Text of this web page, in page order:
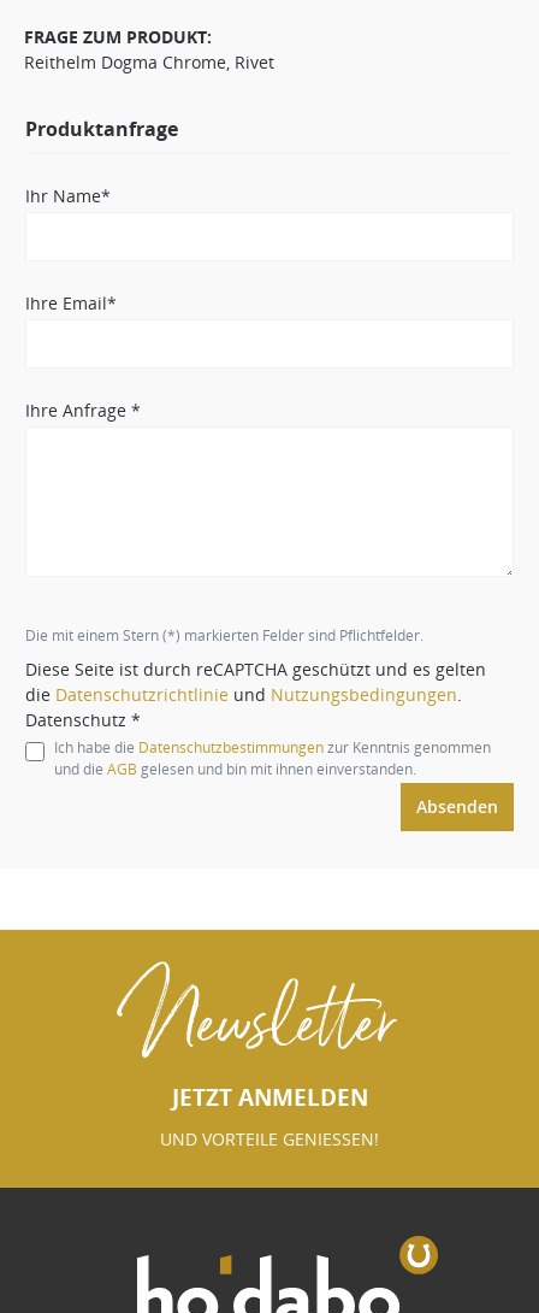
FRAGE ZUM PRODUKT:
Reithelm Dogma Chrome, Rivet
Produktanfrage
Ihr Name*
Ihre Email*
Ihre Anfrage *
Die mit einem Stern (*) markierten Felder sind Pflichtfelder.
Diese Seite ist durch reCAPTCHA geschützt und es gelten
die Datenschutzrichtlinie und Nutzungsbedingungen.
Datenschutz *
Ich habe die Datenschutzbestimmungenzur Kenntnis genommen
und die AGB gelesen und bin mit ihnen einverstanden.
Absenden
Newsletter
JETZT ANMELDEN
UND VORTEILE GENIESSEN!